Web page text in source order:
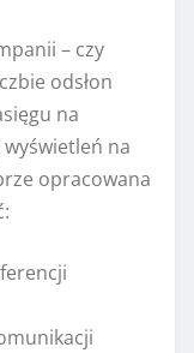
– czy
odsłon
na
na
opracowana